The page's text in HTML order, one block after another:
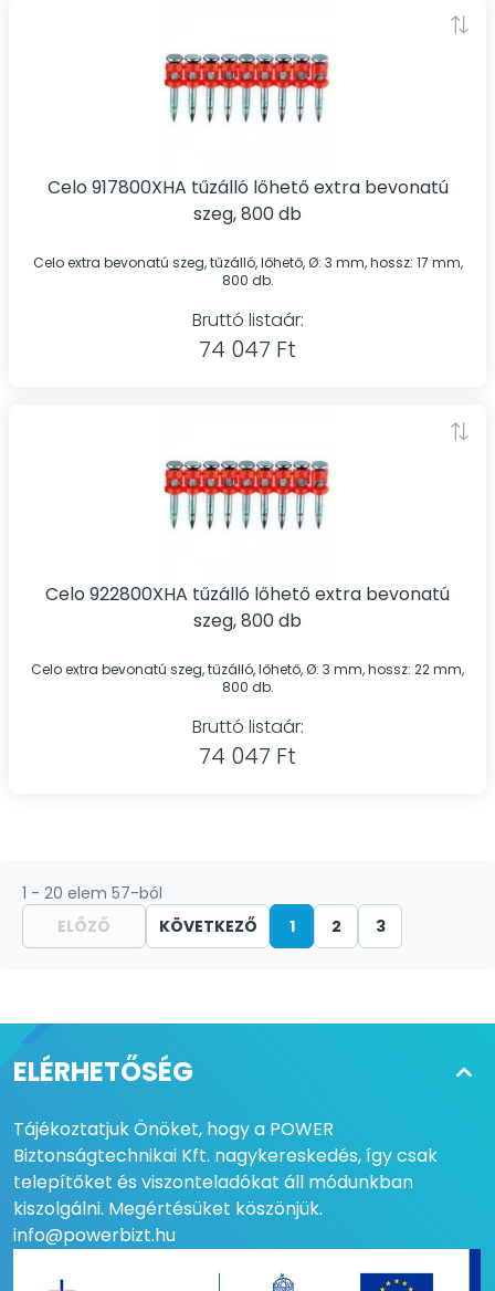
Celo 917800XHA tűzálló lőhető extra bevonatú
szeg, 800 db
Celo extra bevonatú szeg, tűzálló, lőhető, Ø: 3 mm, hossz: 17 mm,
800 db.
Bruttó listaár:
74 047 Ft
Celo 922800XHA tűzálló lőhető extra bevonatú
szeg, 800 db
Celo extra bevonatú szeg, tűzálló, lőhető, Ø: 3 mm, hossz: 22 mm,
800 db.
Bruttó listaár:
74 047 Ft
1 - 20 elem 57-ból
ELŐZŐ
1 2 3
KÖVETKEZŐ
ELÉRHETŐSÉG
Tájékoztatjuk Önöket, hogy a POWER
Biztonságtechnikai Kft. nagykereskedés, így csak
telepítőket és viszonteladókat áll módunkban
kiszolgálni. Megértésüket köszönjük.
info@powerbizt.hu